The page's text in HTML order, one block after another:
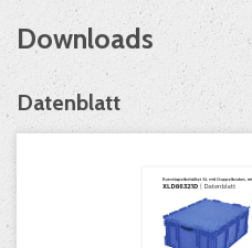
Downloads
Datenblatt